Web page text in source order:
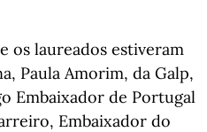
os laureados estiveram
Paula Amorim, da Galp,
Embaixador de Portugal
Embaixador do